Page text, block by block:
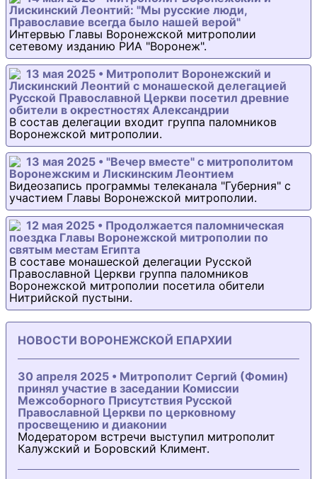
Лискинский Леонтий: "Мы русские люди,
Православие всегда было нашей верой"
Интервью Главы Воронежской митрополии
сетевому изданию РИА "Воронеж".
13 мая 2025 • Митрополит Воронежский и
Лискинский Леонтий с монашеской делегацией
Русской Православной Церкви посетил древние
обители в окрестностях Александрии
В состав делегации входит группа паломников
Воронежской митрополии.
13 мая 2025 • "Вечер вместе" с митрополитом
Воронежским и Лискинским Леонтием
Видеозапись программы телеканала "Губерния" с
участием Главы Воронежской митрополии.
12 мая 2025 • Продолжается паломническая
поездка Главы Воронежской митрополии по
святым местам Египта
В составе монашеской делегации Русской
Православной Церкви группа паломников
Воронежской митрополии посетила обители
Нитрийской пустыни.
НОВОСТИ ВОРОНЕЖСКОЙ ЕПАРХИИ
30 апреля 2025 • Митрополит Сергий (Фомин)
принял участие в заседании Комиссии
Межсоборного Присутствия Русской
Православной Церкви по церковному
просвещению и диаконии
Модератором встречи выступил митрополит
Калужский и Боровский Климент.